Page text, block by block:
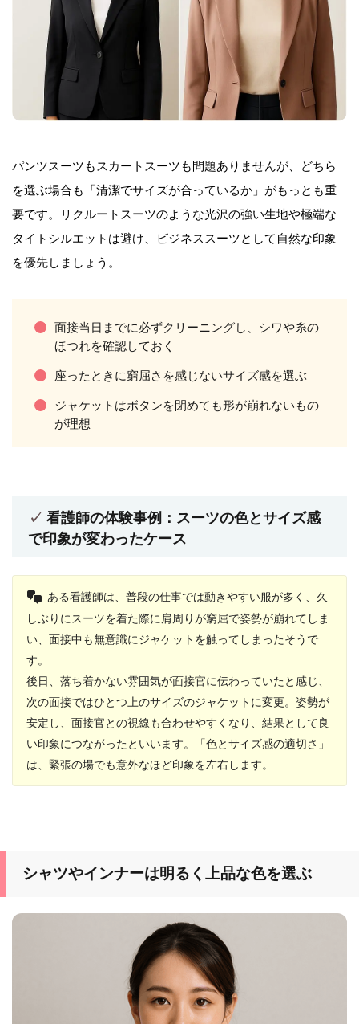
パンツスーツもスカートスーツも問題ありませんが、どちら
を選ぶ場合も「清潔でサイズが合っているか」がもっとも重
要です。リクルートスーツのような光沢の強い生地や極端な
タイトシルエットは避け、ビジネススーツとして自然な印象
を優先しましょう。
面接当日までに必ずクリーニングし、シワや糸の
ほつれを確認しておく
座ったときに窮屈さを感じないサイズ感を選ぶ
ジャケットはボタンを閉めても形が崩れないもの
が理想
看護師の体験事例：スーツの色とサイズ感
で印象が変わったケース
ある看護師は、普段の仕事では動きやすい服が多く、久
しぶりにスーツを着た際に肩周りが窮屈で姿勢が崩れてしま
い、面接中も無意識にジャケットを触ってしまったそうで
す。
後日、落ち着かない雰囲気が面接官に伝わっていたと感じ、
次の面接ではひとつ上のサイズのジャケットに変更。姿勢が
安定し、面接官との視線も合わせやすくなり、結果として良
い印象につながったといいます。「色とサイズ感の適切さ」
は、緊張の場でも意外なほど印象を左右します。
シャツやインナーは明るく上品な色を選ぶ